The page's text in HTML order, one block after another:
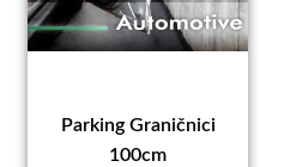
Parking Graničnici
100cm